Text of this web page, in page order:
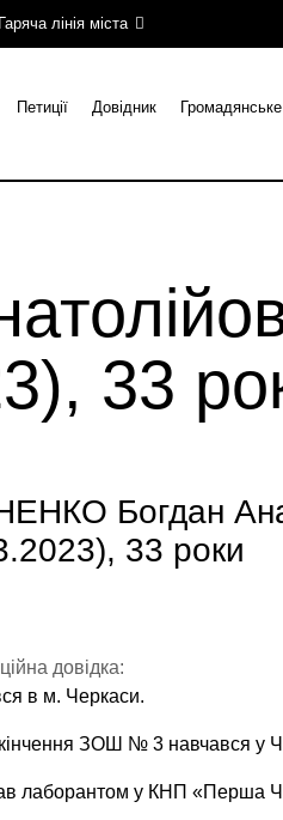
лінія міста
Петиції Довідник
33
Богдан
33 роки
довідка:
в м. Черкаси.
ЗОШ № 3 навчався у
лаборантом у КНП «Перша